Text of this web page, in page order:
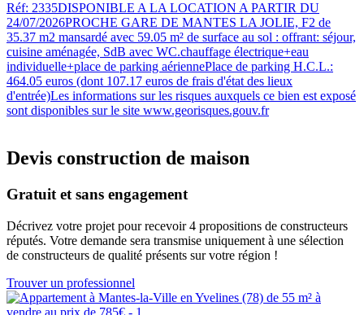
Réf: 2335DISPONIBLE A LA LOCATION A PARTIR DU
24/07/2026PROCHE GARE DE MANTES LA JOLIE, F2 de
35.37 m2 mansardé avec 59.05 m² de surface au sol : offrant: séjour,
cuisine aménagée, SdB avec WC.chauffage électrique+eau
individuelle+place de parking aériennePlace de parking H.C.L.:
464.05 euros (dont 107.17 euros de frais d'état des lieux
d'entrée)Les informations sur les risques auxquels ce bien est exposé
sont disponibles sur le site www.georisques.gouv.fr
Devis construction de maison
Gratuit et sans engagement
Décrivez votre projet pour recevoir 4 propositions de constructeurs
réputés. Votre demande sera transmise uniquement à une sélection
de constructeurs de qualité présents sur votre région !
Trouver un professionnel